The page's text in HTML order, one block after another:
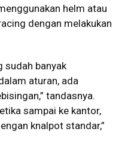
helm atau
dengan melakukan
sudah banyak
aturan, ada
tandasnya.
sampai ke kantor,
knalpot standar,”